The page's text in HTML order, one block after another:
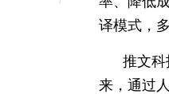
译模式，
推文科
来，通过